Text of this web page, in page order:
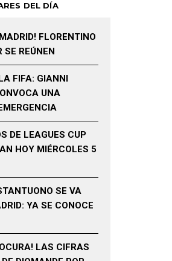
DEL DÍA
FLORENTINO
SE REÚNEN
FIFA: GIANNI
UNA
DE LEAGUES CUP
HOY MIÉRCOLES 5
SE VA
YA SE CONOCE
LAS CIFRAS